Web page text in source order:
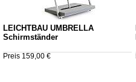
LEICHTBAU UMBRELLA
Schirmständer
Preis 159,00 €